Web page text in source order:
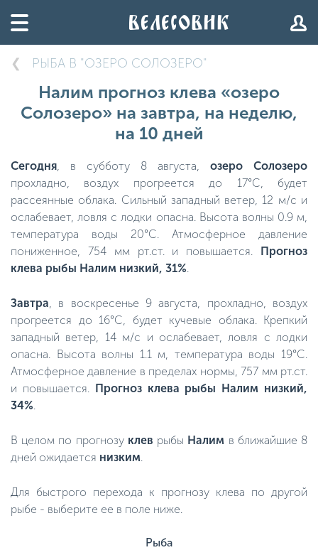
РЫБА В "ОЗЕРО СОЛОЗЕРО"
Налим прогноз клева «озеро
Солозеро» на завтра, на неделю,
на 10 дней
Сегодня, в субботу 8 августа, озеро Солозеро
прохладно, воздух прогреется до 17°C, будет
рассеянные облака. Сильный западный ветер, 12 м/с и
ослабевает, ловля с лодки опасна. Высота волны 0.9 м,
температура воды 20°C. Атмосферное давление
пониженное, 754 мм рт.ст. и повышается. Прогноз
клева рыбы Налим низкий, 31%.
Завтра, в воскресенье 9 августа, прохладно, воздух
прогреется до 16°C, будет кучевые облака. Крепкий
западный ветер, 14 м/с и ослабевает, ловля с лодки
опасна. Высота волны 1.1 м, температура воды 19°C.
Атмосферное давление в пределах нормы, 757 мм рт.ст.
и повышается. Прогноз клева рыбы Налим низкий,
34%.
В целом по прогнозу клев рыбы Налим в ближайшие 8
дней ожидается низким.
Для быстрого перехода к прогнозу клева по другой
рыбе - выберите ее в поле ниже.
Рыба